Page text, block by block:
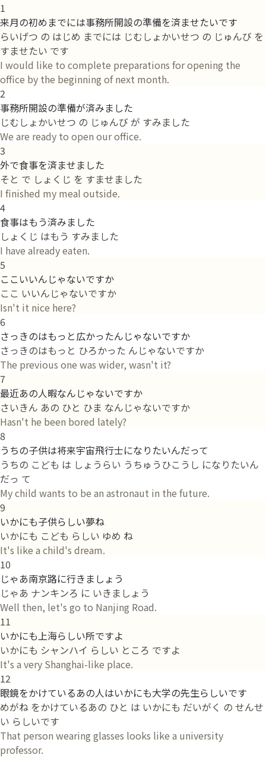
1
来月の初めまでには事務所開設の準備を済ませたいです
らいげつ の はじめ までには じむしょかいせつ の じゅんび を
すませたい です
I would like to complete preparations for opening the
office by the beginning of next month.
2
事務所開設の準備が済みました
じむしょかいせつ の じゅんび が すみました
We are ready to open our office.
3
外で食事を済ませました
そと で しょくじ を すませました
I finished my meal outside.
4
食事はもう済みました
しょくじ はもう すみました
I have already eaten.
5
ここいいんじゃないですか
ここ いいんじゃないですか
Isn't it nice here?
6
さっきのはもっと広かったんじゃないですか
さっきのはもっと ひろかった んじゃないですか
The previous one was wider, wasn't it?
7
最近あの人暇なんじゃないですか
さいきん あの ひと ひま なんじゃないですか
Hasn't he been bored lately?
8
うちの子供は将来宇宙飛行士になりたいんだって
うちの こども は しょうらい うちゅうひこうし になりたいん
だっ て
My child wants to be an astronaut in the future.
9
いかにも子供らしい夢ね
いかにも こども らしい ゆめ ね
It's like a child's dream.
10
じゃあ南京路に行きましょう
じゃあ ナンキンろ に いきましょう
Well then, let's go to Nanjing Road.
11
いかにも上海らしい所ですよ
いかにも シャンハイ らしい ところ ですよ
It's a very Shanghai-like place.
12
眼鏡をかけているあの人はいかにも大学の先生らしいです
めがね をかけているあの ひと は いかにも だいがく の せんせ
い らしいです
That person wearing glasses looks like a university
professor.